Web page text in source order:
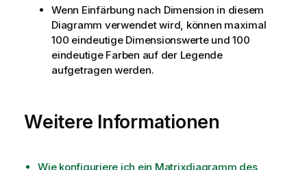
Wenn Einfärbung nach Dimension in diesem
Diagramm verwendet wird, können maximal
100 eindeutige Dimensionswerte und 100
eindeutige Farben auf der Legende
aufgetragen werden.
Weitere Informationen
Wie konfiguriere ich ein Matrixdiagramm des